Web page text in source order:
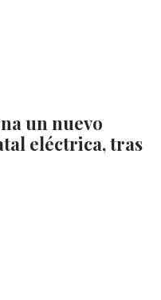
un nuevo
eléctrica, tras